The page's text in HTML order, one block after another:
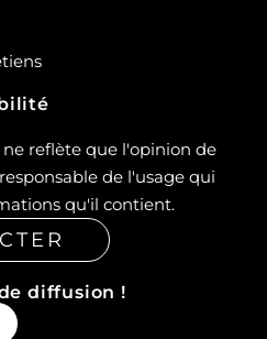
reflète que l'opinion de
de l'usage qui
qu'il contient.
diffusion !